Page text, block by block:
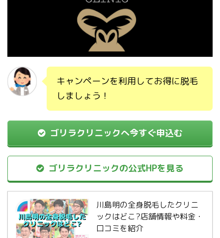
キャンペーンを利用してお得に脱毛
しましょう！
ゴリラクリニックへ今すぐ申込む
ゴリラクリニックの公式HPを見る
川島明の全身脱毛したクリニ
ックはどこ?店舗情報や料金・
口コミを紹介